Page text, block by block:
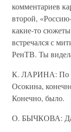
комментариев
второй,
какие-то
встречался с
РенТВ. Ты
К. ЛАРИНА: По
Осокина,
Конечно, было.
О. БЫЧКОВА: Да.